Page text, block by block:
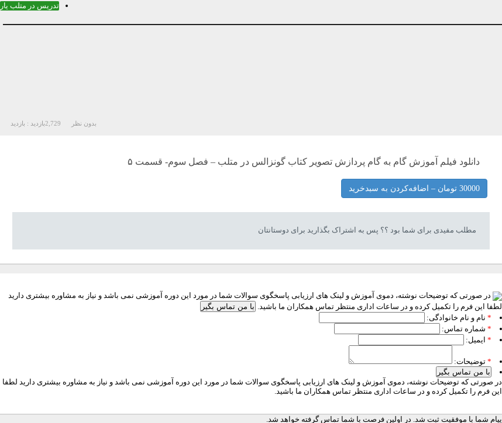
تدریس در متلب یار
بدون نظر بازدید :2,729 بازدید
دانلود فیلم آموزش گام به گام پردازش تصویر کتاب گونزالس در متلب – فصل سوم- قسمت ۵
مطلب مفیدی برای شما بود ؟؟ پس به اشتراک بگذارید برای دوستانتان
در صورتی که توضیحات نوشته، دموی آموزش و لینک های ارزیابی پاسخگوی سوالات شما در مورد این دوره آموزشی نمی باشد و نیاز به مشاوره بیشتری دارید
لطفا این فرم را تکمیل کرده و در ساعات اداری منتظر تماس همکاران ما باشید. با من تماس بگیر
* نام و نام خانوادگی:
* شماره تماس:
* ایمیل:
* توضیحات:
با من تماس بگیر
در صورتی که توضیحات نوشته، دموی آموزش و لینک های ارزیابی پاسخگوی سوالات شما در مورد این دوره آموزشی نمی باشد و نیاز به مشاوره بیشتری دارید لطفا
این فرم را تکمیل کرده و در ساعات اداری منتظر تماس همکاران ما باشید.
پیام شما با موفقیت ثبت شد. در اولین فرصت با شما تماس گرفته خواهد شد.